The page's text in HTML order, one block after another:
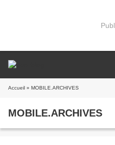
Accueil » MOBILE.ARCHIVES
MOBILE.ARCHIVES